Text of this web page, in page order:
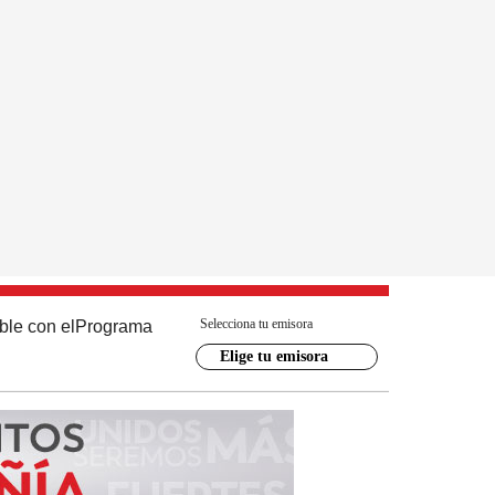
con el Programa Selecciona tu emisora
Elige tu emisora